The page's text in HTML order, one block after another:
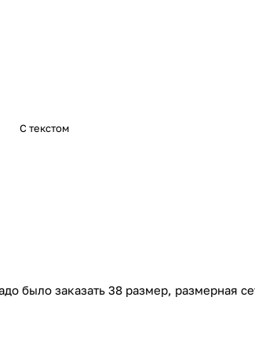
С текстом
было заказать 38 размер, размерная